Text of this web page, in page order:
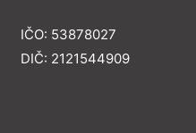
IČO: 53878027
DIČ: 2121544909